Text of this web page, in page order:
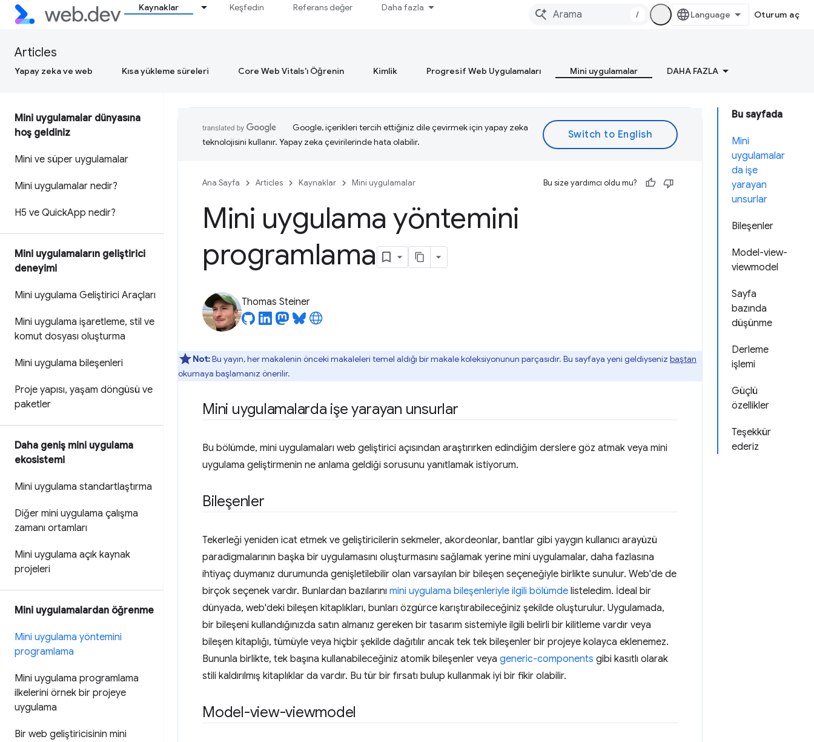
Kaynaklar Keşfedin Referans değer Daha fazla
/ Oturum aç
Articles
Yapay zeka ve web Kısa yükleme süreleri Core Web Vitals'ı Öğrenin Kimlik Progresif Web Uygulamaları Mini uygulamalar DAHA FAZLA
Mini uygulamalar dünyasına
hoş geldiniz
Mini ve süper uygulamalar
Mini uygulamalar nedir?
H5 ve QuickApp nedir?
Mini uygulamaların geliştirici
deneyimi
Mini uygulama Geliştirici Araçları
Mini uygulama işaretleme, stil ve
komut dosyası oluşturma
Mini uygulama bileşenleri
Proje yapısı, yaşam döngüsü ve
paketler
Daha geniş mini uygulama
ekosistemi
Mini uygulama standartlaştırma
Diğer mini uygulama çalışma
zamanı ortamları
Mini uygulama açık kaynak
projeleri
Mini uygulamalardan öğrenme
Mini uygulama yöntemini
programlama
Mini uygulama programlama
ilkelerini örnek bir projeye
uygulama
Bir web geliştiricisinin mini
Bu sayfada
Mini
uygulamalar
da işe
yarayan
unsurlar
Bileşenler
Model-view-
viewmodel
Sayfa
bazında
düşünme
Derleme
işlemi
Güçlü
özellikler
Teşekkür
ederiz
Google, içerikleri tercih ettiğiniz dile çevirmek için yapay zeka
teknolojisini kullanır. Yapay zeka çevirilerinde hata olabilir.
Ana Sayfa Articles Kaynaklar Mini uygulamalar Bu size yardımcı oldu mu?
Mini uygulama yöntemini
programlama
Thomas Steiner
Not:Bu yayın, her makalenin önceki makaleleri temel aldığı bir makale koleksiyonunun parçasıdır. Bu sayfaya yeni geldiyseniz baştan
okumaya başlamanız önerilir.
Mini uygulamalarda işe yarayan unsurlar
Bu bölümde, mini uygulamaları web geliştirici açısından araştırırken edindiğim derslere göz atmak veya mini
uygulama geliştirmenin ne anlama geldiği sorusunu yanıtlamak istiyorum.
Bileşenler
Tekerleği yeniden icat etmek ve geliştiricilerin sekmeler, akordeonlar, bantlar gibi yaygın kullanıcı arayüzü
paradigmalarının başka bir uygulamasını oluşturmasını sağlamak yerine mini uygulamalar, daha fazlasına
ihtiyaç duymanız durumunda genişletilebilir olan varsayılan bir bileşen seçeneğiyle birlikte sunulur. Web'de de
birçok seçenek vardır. Bunlardan bazılarını mini uygulama bileşenleriyle ilgili bölümde listeledim. İdeal bir
dünyada, web'deki bileşen kitaplıkları, bunları özgürce karıştırabileceğiniz şekilde oluşturulur. Uygulamada,
bir bileşeni kullandığınızda satın almanız gereken bir tasarım sistemiyle ilgili belirli bir kilitleme vardır veya
bileşen kitaplığı, tümüyle veya hiçbir şekilde dağıtılır ancak tek tek bileşenler bir projeye kolayca eklenemez.
Bununla birlikte, tek başına kullanabileceğiniz atomik bileşenler veya generic-components gibi kasıtlı olarak
stili kaldırılmış kitaplıklar da vardır. Bu tür bir fırsatı bulup kullanmak iyi bir fikir olabilir.
Model-view-viewmodel